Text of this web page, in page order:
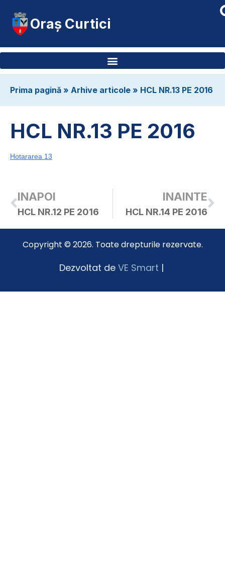
Oraș Curtici
Prima pagină » Arhive articole » HCL NR.13 PE 2016
HCL NR.13 PE 2016
Hotararea 13
INAPOI
HCL NR.12 PE 2016
INAINTE
HCL NR.14 PE 2016
Copyright © 2026. Toate drepturile rezervate.
Dezvoltat de VE Smart |